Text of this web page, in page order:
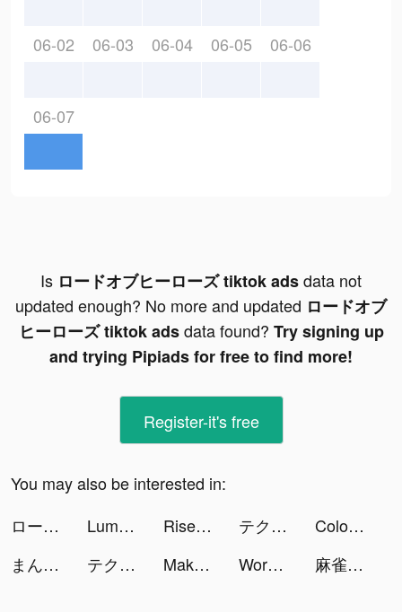
06-02 06-03 06-04 06-05 06-06
06-07
Is ロードオブヒーローズ tiktok adsdata not
updated enough? No more and updated ロードオブ
ヒーローズ tiktok adsdata found? Try signing up
and trying Pipiads for free to find more!
Register-it's free
You may also be interested in:
ロードオブヒーローズ tiktok ads
Lumber Idle Tycoon tiktok ads Rise of Kingdoms: Lost Crusade tiktok ads テクノロイド ユニゾンハート tiktok ads
Color Ball Sort Puzzle tiktok ads
まんがコミックFUZ tiktok ads
テクノロイド ユニゾンハート tiktok ads Make Her Jealous tiktok ads Wordle tiktok ads 麻雀 闘龍 - 初心者から楽しめる麻雀ゲーム tiktok ads